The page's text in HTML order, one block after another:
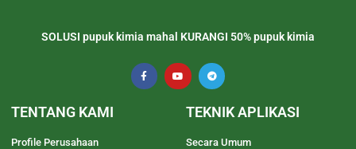
SOLUSI pupuk kimia mahal KURANGI 50% pupuk kimia
TENTANG KAMI
Profile Perusahaan
TEKNIK APLIKASI
Secara Umum